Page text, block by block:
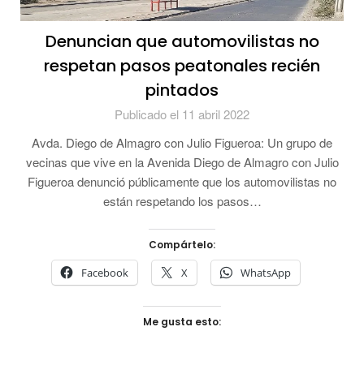
Denuncian que automovilistas no
respetan pasos peatonales recién
pintados
Publicado el 11 abril 2022
Avda. Diego de Almagro con Julio Figueroa: Un grupo de
vecinas que vive en la Avenida Diego de Almagro con Julio
Figueroa denunció públicamente que los automovilistas no
están respetando los pasos…
Compártelo:
Facebook X WhatsApp
Me gusta esto: